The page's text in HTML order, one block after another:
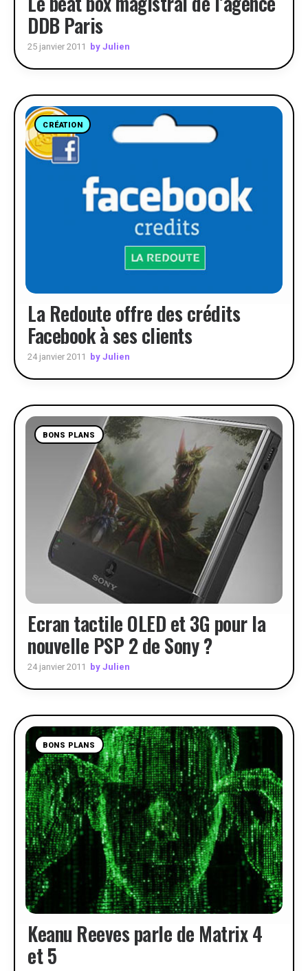
DDB Paris
25 janvier 2011 by Julien
CRÉATION
La Redoute offre des crédits
Facebook à ses clients
24 janvier 2011 by Julien
BONS PLANS
Ecran tactile OLED et 3G pour la
nouvelle PSP 2 de Sony ?
24 janvier 2011 by Julien
BONS PLANS
Keanu Reeves parle de Matrix 4
et 5